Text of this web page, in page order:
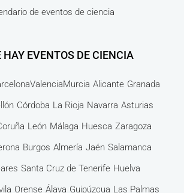
de eventos de ciencia
HAY EVENTOS DE CIENCIA
ValenciaMurcia Alicante Granada
Córdoba La Rioja Navarra Asturias
León Málaga Huesca Zaragoza
Burgos Almería Jaén Salamanca
Santa Cruz de Tenerife Huelva
Orense Álava Guipúzcua Las Palmas